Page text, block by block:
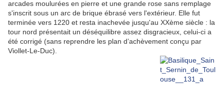
arcades moulurées en pierre et une grande rose sans remplage
s'inscrit sous un arc de brique ébrasé vers l'extérieur. Elle fut
terminée vers 1220 et resta inachevée jusqu'au XXème siècle : la
tour nord présentait un déséquilibre assez disgracieux, celui-ci a
été corrigé (sans reprendre les plan d’achèvement conçu par
Viollet-Le-Duc).